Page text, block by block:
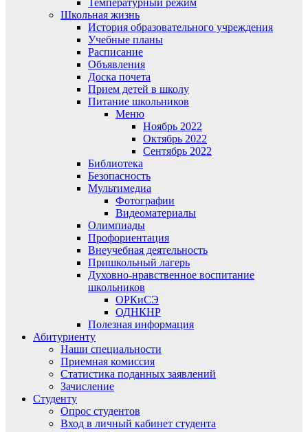
Температурный режим
Школьная жизнь
История образовательного учреждения
Учебные планы
Расписание
Объявления
Доска почета
Прием детей в школу
Питание школьников
Меню
Ноябрь 2022
Октябрь 2022
Сентябрь 2022
Библиотека
Безопасность
Мультимедиа
Фотографии
Видеоматериалы
Олимпиады
Профориентация
Внеучебная деятельность
Пришкольный лагерь
Духовно-нравственное воспитание
школьников
ОРКиСЭ
ОДНКНР
Полезная информация
Абитуриенту
Наши специальности
Приемная комиссия
Статистика поданных заявлений
Зачисление
Студенту
Опрос студентов
Вход в личный кабинет студента